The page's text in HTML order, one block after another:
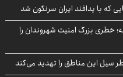
ولگرد به یک کودک ۹ ساله؛ خطری بزرگ امنیت شهروندان را
سیل این مناطق را تهدید می‌کند